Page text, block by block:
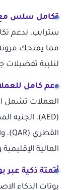
تكامل سلس مع
مما يمنحك مرونة
لتلبية تفضيلات
دعم كامل
المالية
أتمتة ذكية عبر
بوتات الذكاء